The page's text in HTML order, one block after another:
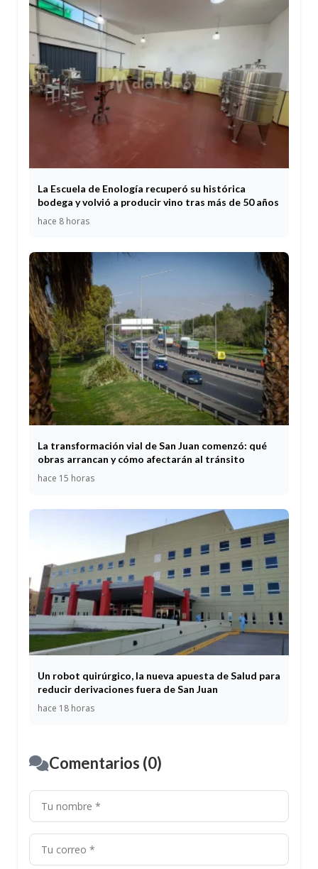
La Escuela de Enología recuperó su histórica
bodega y volvió a producir vino tras más de 50 años
hace 8 horas
La transformación vial de San Juan comenzó: qué
obras arrancan y cómo afectarán al tránsito
hace 15 horas
Un robot quirúrgico, la nueva apuesta de Salud para
reducir derivaciones fuera de San Juan
hace 18 horas
Comentarios (0)